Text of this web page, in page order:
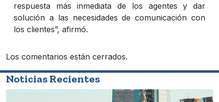
respuesta más inmediata de los agentes y dar
solución a las necesidades de comunicación con
los clientes”, afirmó.
Los comentarios están cerrados.
Noticias Recientes